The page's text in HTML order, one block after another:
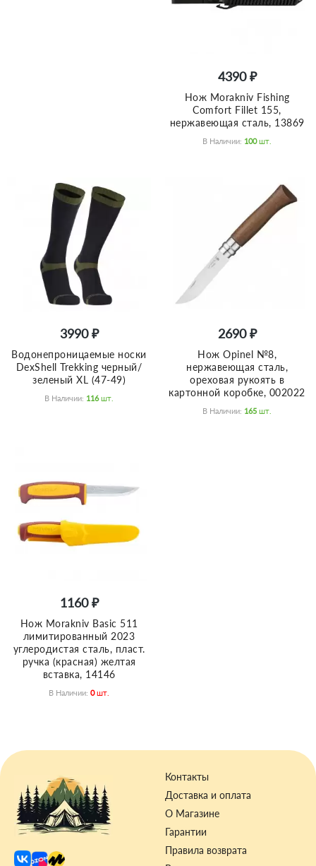
4390 ₽
Нож Morakniv Fishing
Comfort Fillet 155,
нержавеющая сталь, 13869
В Наличии: 100 Шт.
3990 ₽
Водонепроницаемые носки
DexShell Trekking черный/
зеленый XL (47-49)
В Наличии: 116 Шт.
2690 ₽
Нож Opinel №8,
нержавеющая сталь,
ореховая рукоять в
картонной коробке, 002022
В Наличии: 165 Шт.
1160 ₽
Нож Morakniv Basic 511
лимитированный 2023
углеродистая сталь, пласт.
ручка (красная) желтая
вставка, 14146
В Наличии: 0 Шт.
Контакты
Доставка и оплата
О Магазине
Гарантии
Правила возврата